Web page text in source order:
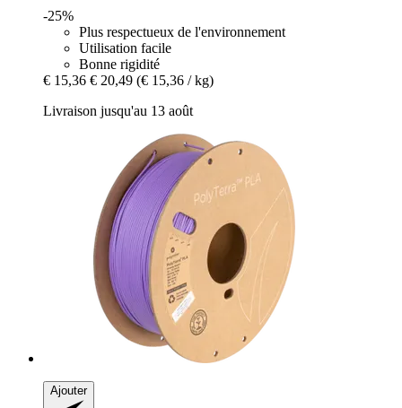
-25%
Plus respectueux de l'environnement
Utilisation facile
Bonne rigidité
€ 15,36 € 20,49 (€ 15,36 / kg)
Livraison jusqu'au 13 août
Ajouter